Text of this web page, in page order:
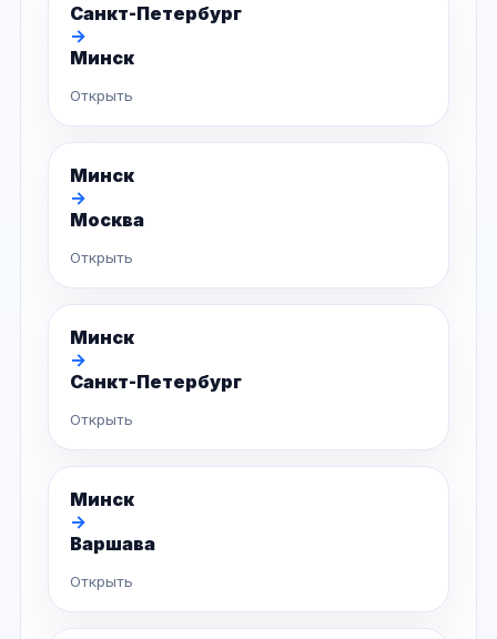
Санкт-Петербург
→
Минск
Открыть
Минск
→
Москва
Открыть
Минск
→
Санкт-Петербург
Открыть
Минск
→
Варшава
Открыть